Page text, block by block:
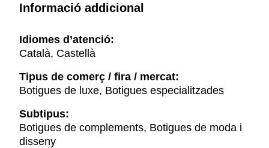
Informació addicional
Idiomes d’atenció:
Català, Castellà
Tipus de comerç / fira / mercat:
Botigues de luxe, Botigues especialitzades
Subtipus:
Botigues de complements, Botigues de moda i
disseny